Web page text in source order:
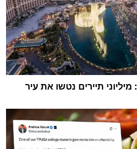
תיירים נטשו את עיר